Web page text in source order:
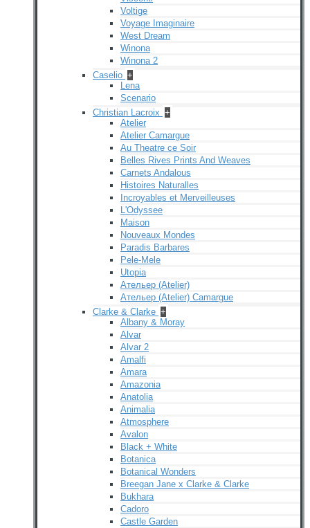
Voltige
Voyage Imaginaire
West Dream
Winona
Winona 2
Caselio +
Lena
Scenario
Christian Lacroix +
Atelier
Atelier Camargue
Au Theatre ce Soir
Belles Rives Prints And Weaves
Carnets Andalous
Histoires Naturalles
Incroyables et Merveilleuses
L'Odyssee
Maison
Nouveaux Mondes
Paradis Barbares
Pele-Mele
Utopia
Ательер (Atelier)
Ательер (Atelier) Camargue
Clarke & Clarke +
Albany & Moray
Alvar
Alvar 2
Amalfi
Amara
Amazonia
Anatolia
Animalia
Atmosphere
Avalon
Black + White
Botanica
Botanical Wonders
Breegan Jane x Clarke & Clarke
Bukhara
Cadoro
Castle Garden